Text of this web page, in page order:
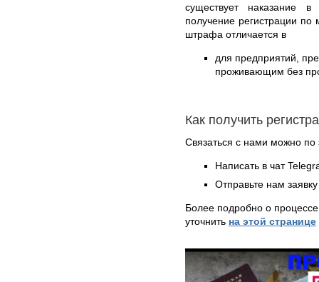
существует наказание
получение регистрации
штрафа отличается в
для предприятий,
проживающим без
Как получить
Связаться с нами можно по
Написать в чат
Отправьте нам
Более подробно о
уточнить на этой странице